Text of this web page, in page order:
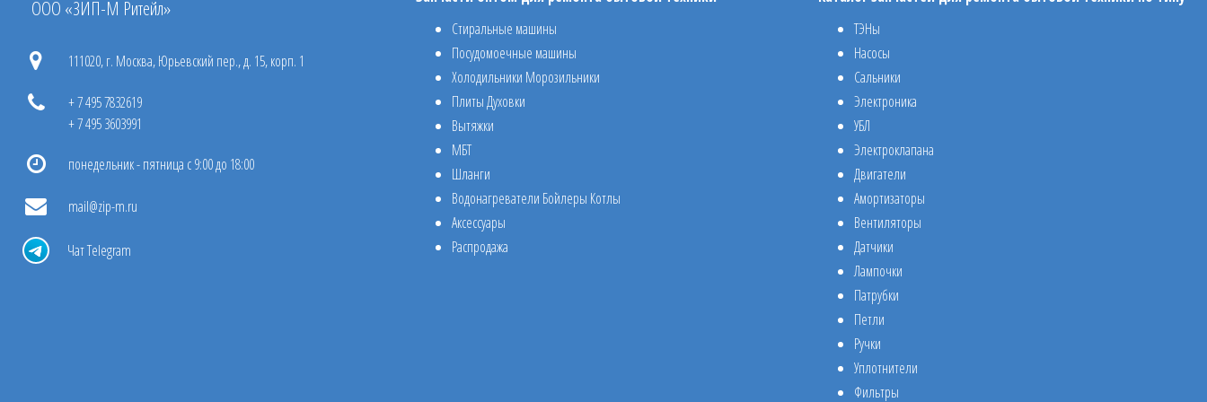
ООО «ЗИП-М Ритейл»
111020, г. Москва, Юрьевский пер., д. 15, корп. 1
+ 7 495 7832619
+ 7 495 3603991
понедельник - пятница с 9:00 до 18:00
mail@zip-m.ru
Чат Telegram
Стиральные машины
Посудомоечные машины
Холодильники Морозильники
Плиты Духовки
Вытяжки
МБТ
Шланги
Водонагреватели Бойлеры Котлы
Аксессуары
Распродажа
ТЭНы
Насосы
Сальники
Электроника
УБЛ
Электроклапана
Двигатели
Амортизаторы
Вентиляторы
Датчики
Лампочки
Патрубки
Петли
Ручки
Уплотнители
Фильтры